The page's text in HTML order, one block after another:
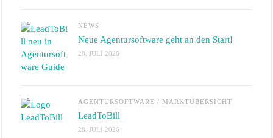
NEWS
Neue Agentursoftware geht an den Start!
28. JULI 2026
AGENTURSOFTWARE / MARKTÜBERSICHT
LeadToBill
28. JULI 2026